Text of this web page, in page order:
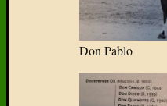
Don Pablo